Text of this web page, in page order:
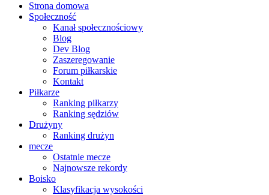
Strona domowa
Społeczność
Kanał społecznościowy
Blog
Dev Blog
Zaszeregowanie
Forum piłkarskie
Kontakt
Piłkarze
Ranking piłkarzy
Ranking sędziów
Drużyny
Ranking drużyn
mecze
Ostatnie mecze
Najnowsze rekordy
Boisko
Klasyfikacja wysokości